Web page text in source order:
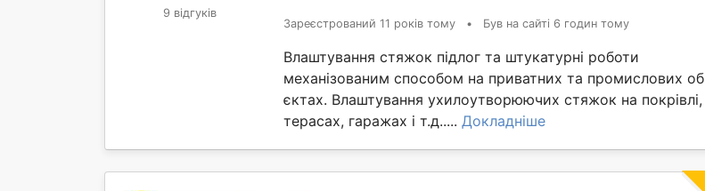
9 відгуків
Зареєстрований 11 років тому • Був на сайті 6 годин тому
Влаштування стяжок підлог та штукатурні роботи
механізованим способом на приватних та промислових об
єктах. Влаштування ухилоутворюючих стяжок на покрівлі,
терасах, гаражах і т.д..... Докладніше